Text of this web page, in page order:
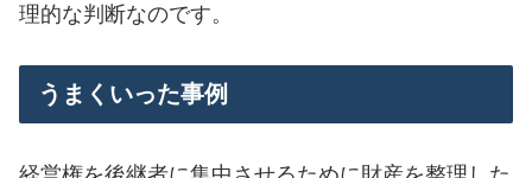
理的な判断なのです。
うまくいった事例